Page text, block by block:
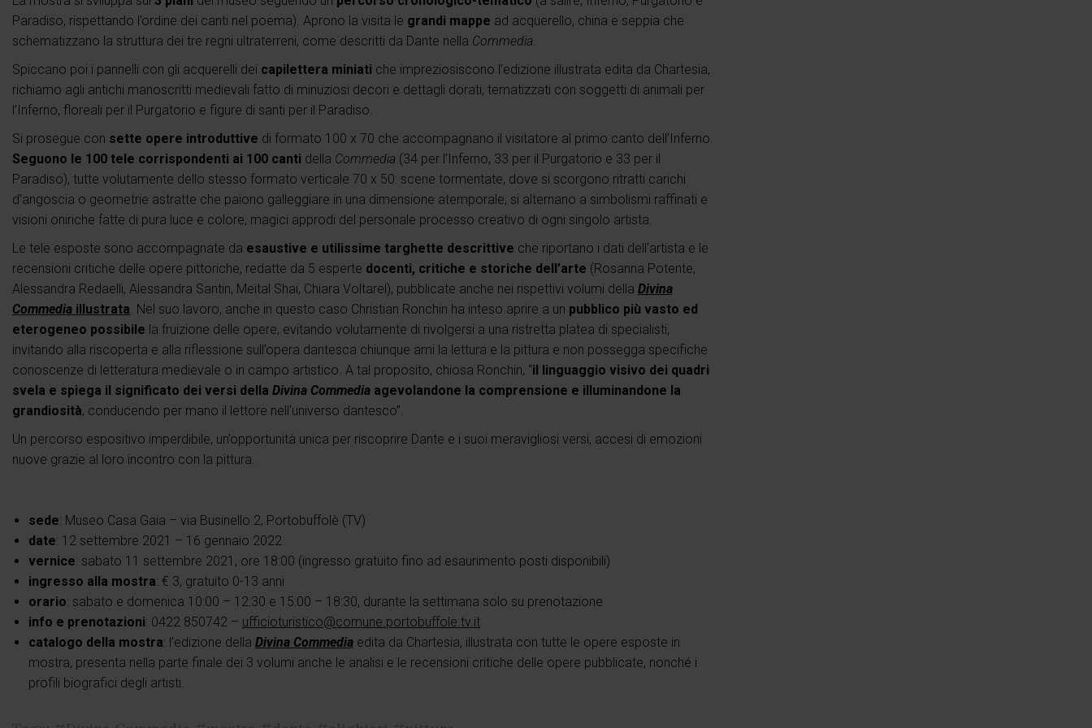
Paradiso, rispettando l’ordine dei canti nel poema). Aprono la visita le grandi mappe ad acquerello, china e seppia che
schematizzano la struttura dei tre regni ultraterreni, come descritti da Dante nella Commedia.
Spiccano poi i pannelli con gli acquerelli dei capilettera miniati che impreziosiscono l’edizione illustrata edita da Chartesia,
richiamo agli antichi manoscritti medievali fatto di minuziosi decori e dettagli dorati, tematizzati con soggetti di animali per
l’Inferno, floreali per il Purgatorio e figure di santi per il Paradiso.
Si prosegue con sette opere introduttive di formato 100 x 70 che accompagnano il visitatore al primo canto dell’Inferno.
Seguono le 100 tele corrispondenti ai 100 canti della Commedia (34 per l’Inferno, 33 per il Purgatorio e 33 per il
Paradiso), tutte volutamente dello stesso formato verticale 70 x 50: scene tormentate, dove si scorgono ritratti carichi
d’angoscia o geometrie astratte che paiono galleggiare in una dimensione atemporale, si alternano a simbolismi raffinati e
visioni oniriche fatte di pura luce e colore, magici approdi del personale processo creativo di ogni singolo artista.
Le tele esposte sono accompagnate da esaustive e utilissime targhette descrittive che riportano i dati dell’artista e le
recensioni critiche delle opere pittoriche, redatte da 5 esperte docenti, critiche e storiche dell’arte (Rosanna Potente,
Alessandra Redaelli, Alessandra Santin, Meital Shai, Chiara Voltarel), pubblicate anche nei rispettivi volumi della Divina
Commedia illustrata. Nel suo lavoro, anche in questo caso Christian Ronchin ha inteso aprire a un pubblico più vasto ed
eterogeneo possibile la fruizione delle opere, evitando volutamente di rivolgersi a una ristretta platea di specialisti,
invitando alla riscoperta e alla riflessione sull’opera dantesca chiunque ami la lettura e la pittura e non possegga specifiche
conoscenze di letteratura medievale o in campo artistico. A tal proposito, chiosa Ronchin, “il linguaggio visivo dei quadri
svela e spiega il significato dei versi della Divina Commedia agevolandone la comprensione e illuminandone la
grandiosità, conducendo per mano il lettore nell’universo dantesco”.
Un percorso espositivo imperdibile, un’opportunità unica per riscoprire Dante e i suoi meravigliosi versi, accesi di emozioni
nuove grazie al loro incontro con la pittura.
sede: Museo Casa Gaia – via Businello 2, Portobuffolè (TV)
date: 12 settembre 2021 – 16 gennaio 2022
vernice: sabato 11 settembre 2021, ore 18:00 (ingresso gratuito fino ad esaurimento posti disponibili)
ingresso alla mostra: € 3, gratuito 0-13 anni
orario: sabato e domenica 10:00 – 12:30 e 15:00 – 18:30, durante la settimana solo su prenotazione
info e prenotazioni: 0422 850742 – ufficioturistico@comune.portobuffole.tv.it
catalogo della mostra: l’edizione della Divina Commedia edita da Chartesia, illustrata con tutte le opere esposte in
mostra, presenta nella parte finale dei 3 volumi anche le analisi e le recensioni critiche delle opere pubblicate, nonché i
profili biografici degli artisti.